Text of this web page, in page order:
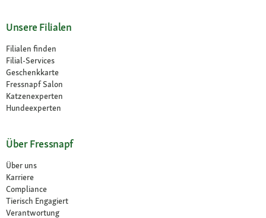
Unsere Filialen
Filialen finden
Filial-Services
Geschenkkarte
Fressnapf Salon
Katzenexperten
Hundeexperten
Über Fressnapf
Über uns
Karriere
Compliance
Tierisch Engagiert
Verantwortung